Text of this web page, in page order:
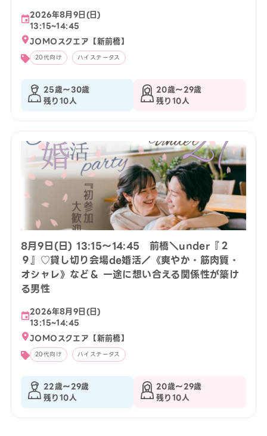
2026年8月9日(日)
13:15~14:45
JOMOスクエア【新前橋】
20代向け ハイステータス
25歳〜30歳
残り10人
20歳〜29歳
残り10人
8月9日(日) 13:15〜14:45 前橋＼under『２
９』♡貸し切り会場de婚活／《爽やか・筋肉質・
オシャレ》など＆ 一途に想い合える関係性が築け
る男性
2026年8月9日(日)
13:15~14:45
JOMOスクエア【新前橋】
20代向け ハイステータス
22歳〜29歳
残り10人
20歳〜29歳
残り10人